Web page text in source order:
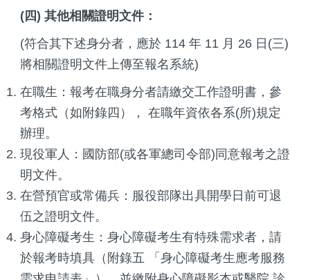
(四) 其他相關證明文件：
(符合其下述身分者，應於 114 年 11 月 26 日(三)
將相關證明文件上傳至報名系統)
在職生：報考在職身分者請繳交工作證明書，參
考格式（如附錄四）， 在職年資依各系(所)規定
辦理。
現役軍人：國防部(或各軍總司令部)同意報考之證
明文件。
在營預官或常備兵：服役部隊出具開學日前可退
伍之證明文件。
身心障礙考生：身心障礙考生有特殊需求者，請
於報考時填具（附錄五 「身心障礙考生應考服務